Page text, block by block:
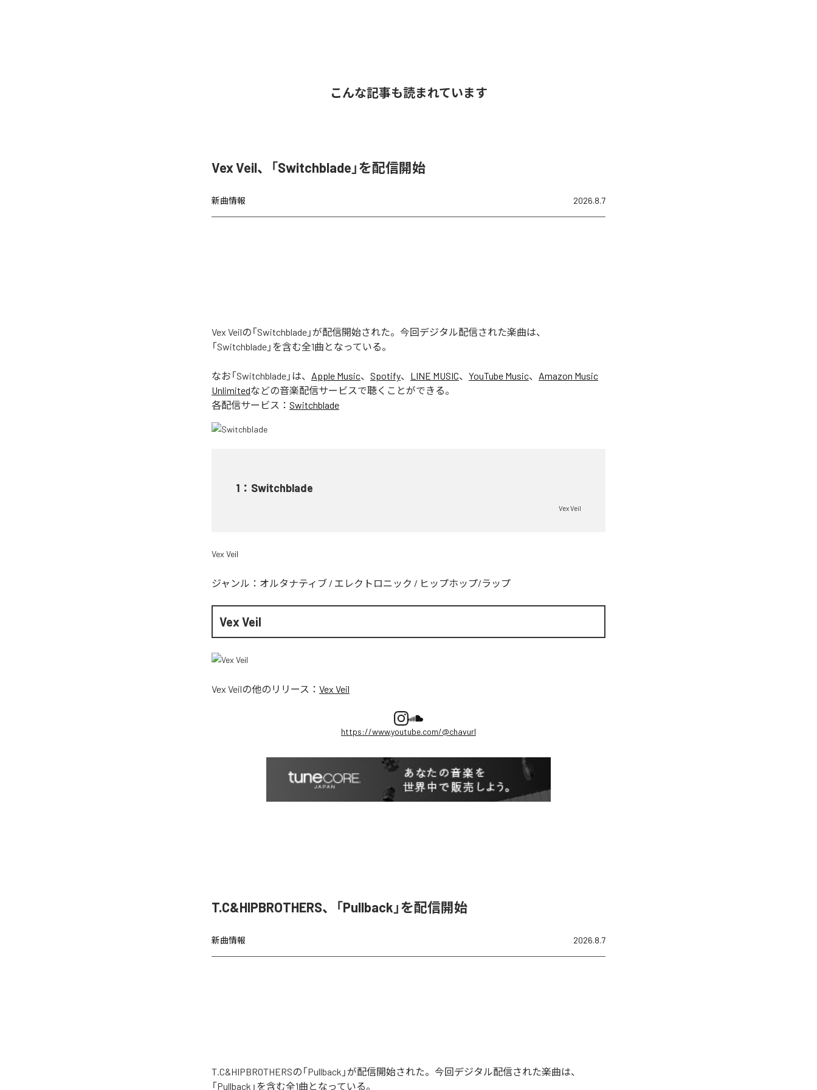
こんな記事も読まれています
Vex Veil、「Switchblade」を配信開始
新曲情報 2026.8.7
Vex Veilの「Switchblade」が配信開始された。今回デジタル配信された楽曲は、
「Switchblade」を含む全1曲となっている。
なお「Switchblade 」は、 Apple Music、 Spotify、 LINE MUSIC、 YouTube Music、 Amazon Music
Unlimitedなどの音楽配信サービスで聴くことができる。
各配信サービス： Switchblade
1 ： Switchblade
Vex Veil
Vex Veil
ジャンル： オルタナティブ / エレクトロニック / ヒップホップ/ラップ
Vex Veil
Vex Veilの他のリリース： Vex Veil
https://www.youtube.com/@chavurl
T.C&HIPBROTHERS、「Pullback」を配信開始
新曲情報 2026.8.7
T.C&HIPBROTHERSの「Pullback」が配信開始された。今回デジタル配信された楽曲は、
「Pullback」を含む全1曲となっている。